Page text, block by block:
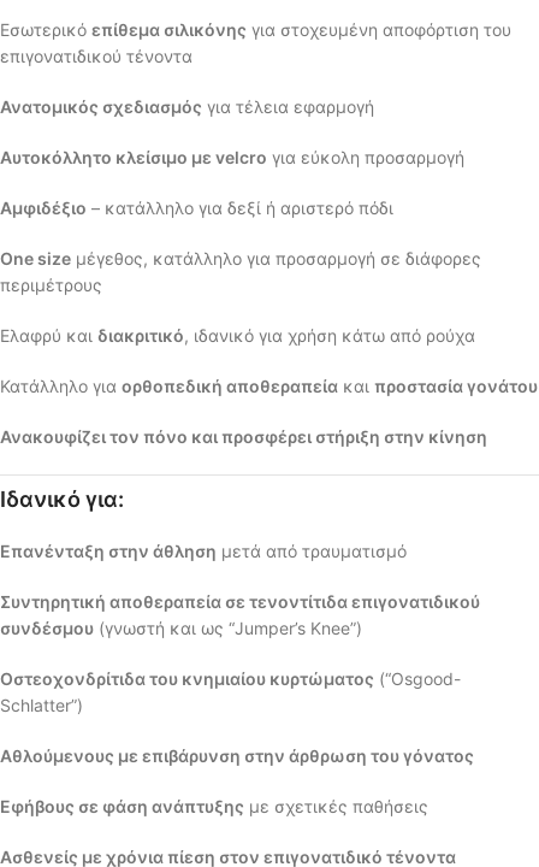
Εσωτερικό επίθεμα σιλικόνης για στοχευμένη αποφόρτιση του
επιγονατιδικού τένοντα
Ανατομικός σχεδιασμός για τέλεια εφαρμογή
Αυτοκόλλητο κλείσιμο με velcro για εύκολη προσαρμογή
Αμφιδέξιο – κατάλληλο για δεξί ή αριστερό πόδι
One size μέγεθος, κατάλληλο για προσαρμογή σε διάφορες
περιμέτρους
Ελαφρύ και διακριτικό, ιδανικό για χρήση κάτω από ρούχα
Κατάλληλο για ορθοπεδική αποθεραπεία και προστασία γονάτου
Ανακουφίζει τον πόνο και προσφέρει στήριξη στην κίνηση
Ιδανικό για:
Επανένταξη στην άθληση μετά από τραυματισμό
Συντηρητική αποθεραπεία σε τενοντίτιδα επιγονατιδικού
συνδέσμου (γνωστή και ως “Jumper’s Knee”)
Οστεοχονδρίτιδα του κνημιαίου κυρτώματος (“Osgood-
Schlatter”)
Αθλούμενους με επιβάρυνση στην άρθρωση του γόνατος
Εφήβους σε φάση ανάπτυξης με σχετικές παθήσεις
Ασθενείς με χρόνια πίεση στον επιγονατιδικό τένοντα